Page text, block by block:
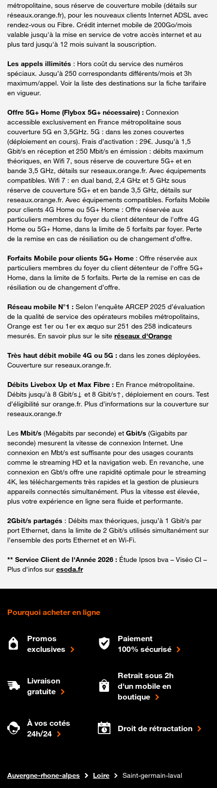
métropolitaine, sous réserve de couverture mobile (détails sur
réseaux.orange.fr), pour les nouveaux clients Internet ADSL avec
rendez-vous ou Fibre. Crédit internet mobile de 200Go/mois
valable jusqu'à la mise en service de votre accès internet et au
plus tard jusqu'à 12 mois suivant la souscription.
Les appels illimités : Hors coût du service des numéros
spéciaux. Jusqu’à 250 correspondants différents/mois et 3h
maximum/appel. Voir la liste des destinations sur la fiche tarifaire
en vigueur.
Offre 5G+ Home (Flybox 5G+ nécessaire) : Connexion
accessible exclusivement en France métropolitaine sous
couverture 5G en 3,5GHz. 5G : dans les zones couvertes
(déploiement en cours). Frais d’activation : 29€. Jusqu’à 1,5
Gbit/s en réception et 250 Mbit/s en émission : débits maximum
théoriques, en Wifi 7, sous réserve de couverture 5G+ et en
bande 3,5 GHz, détails sur reseaux.orange.fr. Avec équipements
compatibles. Wifi 7 : en dual band, 2,4 GHz et 5 GHz sous
réserve de couverture 5G+ et en bande 3,5 GHz, détails sur
reseaux.orange.fr. Avec équipements compatibles. Forfaits Mobile
pour clients 4G Home ou 5G+ Home : Offre réservée aux
particuliers membres du foyer du client détenteur de l'offre 4G
Home ou 5G+ Home, dans la limite de 5 forfaits par foyer. Perte
de la remise en cas de résiliation ou de changement d’offre.
Forfaits Mobile pour clients 5G+ Home : Offre réservée aux
particuliers membres du foyer du client détenteur de l'offre 5G+
Home, dans la limite de 5 forfaits. Perte de la remise en cas de
résiliation ou de changement d’offre.
Réseau mobile N°1 : Selon l’enquête ARCEP 2025 d’évaluation
de la qualité de service des opérateurs mobiles métropolitains,
Orange est 1er ou 1er ex æquo sur 251 des 258 indicateurs
mesurés. En savoir plus sur le site réseaux d'Orange
Très haut débit mobile 4G ou 5G : dans les zones déployées.
Couverture sur reseaux.orange.fr.
Débits Livebox Up et Max Fibre : En France métropolitaine.
Débits jusqu’à 8 Gbit/s↓ et 8 Gbit/s↑, déploiement en cours. Test
d’éligibilité sur orange.fr. Plus d’informations sur la couverture sur
reseaux.orange.fr
Les Mbit/s (Mégabits par seconde) et Gbit/s (Gigabits par
seconde) mesurent la vitesse de connexion Internet. Une
connexion en Mbt/s est suffisante pour des usages courants
comme le streaming HD et la navigation web. En revanche, une
connexion en Gbt/s offre une rapidité optimale pour le streaming
4K, les téléchargements très rapides et la gestion de plusieurs
appareils connectés simultanément. Plus la vitesse est élevée,
plus votre expérience en ligne sera fluide et performante.
2Gbit/s partagés : Débits max théoriques, jusqu’à 1 Gbit/s par
port Ethernet, dans la limite de 2 Gbit/s utilisés simultanément sur
l’ensemble des ports Ethernet et en Wi-Fi.
** Service Client de l'Année 2026 : Étude Ipsos bva – Viséo CI –
Plus d'infos sur escda.fr
Pourquoi acheter en ligne
Promos
exclusives
Paiement
100% sécurisé
Livraison
gratuite
Retrait sous 2h
d'un mobile en
boutique
À vos cotés
24h/24
Droit de rétractation
Boutique Orange
Internet fibre
Auvergne-rhone-alpes Loire Saint-germain-laval